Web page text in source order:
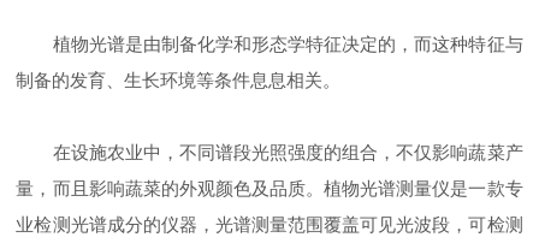
植物光谱是由制备化学和形态学特征决定的，而这种特征与
制备的发育、生长环境等条件息息相关。
在设施农业中，不同谱段光照强度的组合，不仅影响蔬菜产
量，而且影响蔬菜的外观颜色及品质。植物光谱测量仪是一款专
业检测光谱成分的仪器，光谱测量范围覆盖可见光波段，可检测